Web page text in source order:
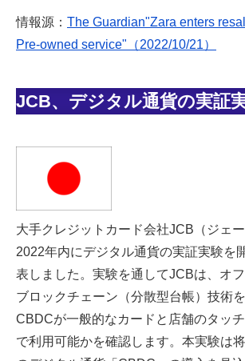
情報源： The Guardian"Zara enters
Pre-owned service"（2022/10/21）
JCB、デジタル通貨の実証
大手クレジットカード会社JCB（ジェー
2022年内にデジタル通貨の実証実験を
表しました。実験を通してJCBは、オ
ブロックチェーン（分散型台帳）技術
CBDCが一般的なカードと店舗のタッ
で利用可能かを確認します。本実験は